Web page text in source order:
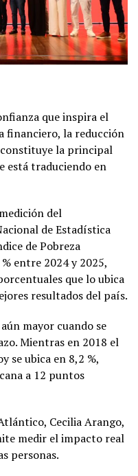
que inspira el
financiero, la reducción
la principal
está traduciendo en
del
de Estadística
de Pobreza
entre 2024 y 2025,
que lo ubica
resultados del país.
mayor cuando se
Mientras en 2018 el
se ubica en 8,2 %,
a 12 puntos
Cecilia Arango,
medir el impacto real
personas.